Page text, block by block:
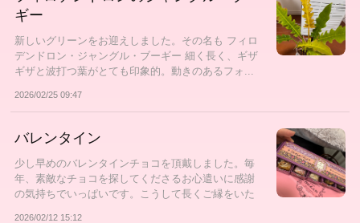
ギー
新しいグリーンをお迎えしました。その名も フィロ
デンドロン・ジャングル・ブーギー 細く長く、ギザ
ギザと波打つ葉がとても印象的。動きのあるフォ...
2026/02/25 09:47
バレンタイン
少し早めのバレンタインチョコを頂戴しました。毎
年、素敵なチョコを探してくださるお心遣いに感謝
の気持ちでいっぱいです。こうして長くご縁をいた
2026/02/12 15:12
g
a
t
i
o